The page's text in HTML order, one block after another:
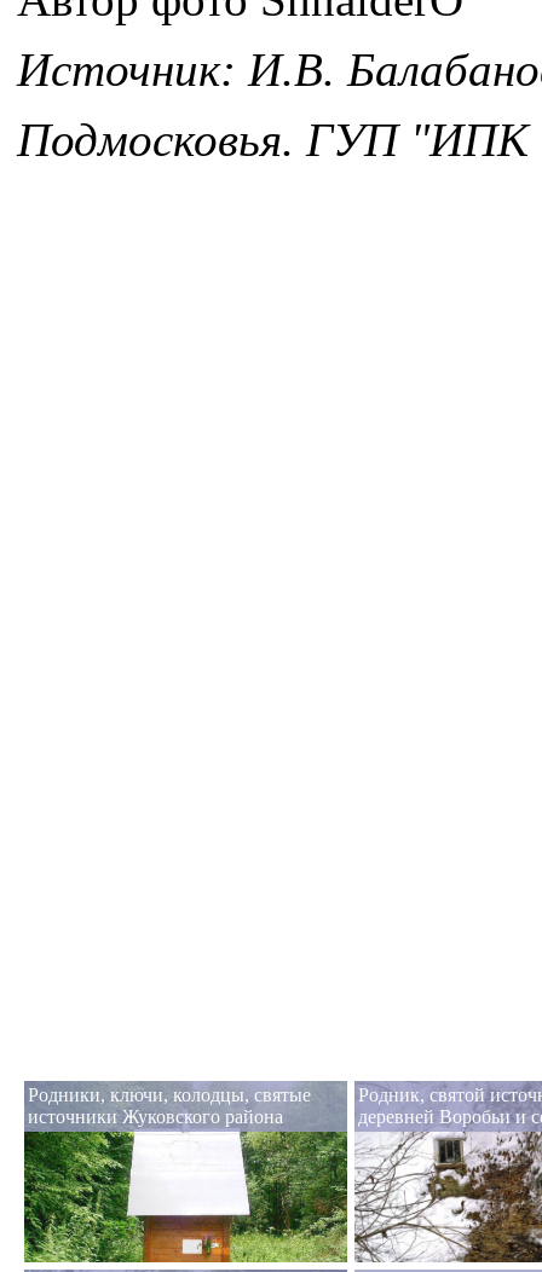
Источник: И.В.
Подмосковья. ГУП "ИПК
Родники, ключи, колодцы, святые
источники Жуковского района
Родник, святой
деревней Воробьи и